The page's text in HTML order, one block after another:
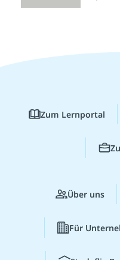
Zum Lernportal
Über uns
Für